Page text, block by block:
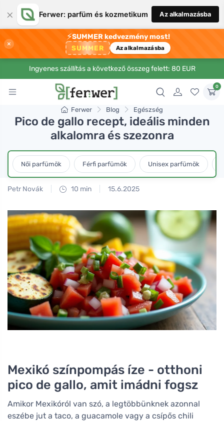
× Ferwer: parfüm és kozmetikum Az alkalmazásba
×
⚡SUMMER kedvezmény most!
SUMMER Az alkalmazásba
Ingyenes szállítás a következő összeg felett: 80 EUR
0
Ferwer Blog Egészség
Pico de gallo recept, ideális minden
alkalomra és szezonra
Női parfümök Férfi parfümök Unisex parfümök
Petr Novák 10 min 15.6.2025
Mexikó színpompás íze - otthoni
pico de gallo, amit imádni fogsz
Amikor Mexikóról van szó, a legtöbbünknek azonnal
eszébe jut a taco, a guacamole vagy a csípős chili